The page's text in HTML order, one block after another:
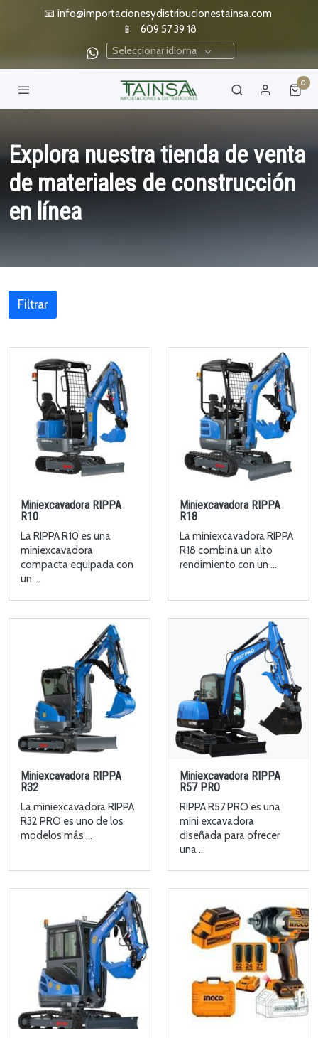
📧 info@importacionesydistribucionestainsa.com
📱
609 57 39 18
Seleccionar idioma
0
Explora nuestra tienda de venta
de materiales de construcción
en línea
Filtrar
Miniexcavadora RIPPA
R10
La RIPPA R10 es una
miniexcavadora
compacta equipada con
un ...
Miniexcavadora RIPPA
R18
La miniexcavadora RIPPA
R18 combina un alto
rendimiento con un ...
Miniexcavadora RIPPA
R32
La miniexcavadora RIPPA
R32 PRO es uno de los
modelos más ...
Miniexcavadora RIPPA
R57 PRO
RIPPA R57 PRO es una
mini excavadora
diseñada para ofrecer
una ...